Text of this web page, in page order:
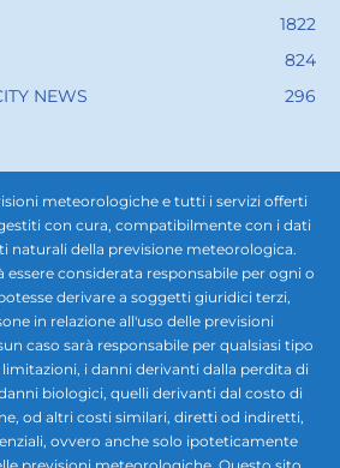
1822
824
NEWS
296
meteorologiche e tutti i servizi offerti
con cura, compatibilmente con i dati
naturali della previsione meteorologica.
essere considerata responsabile per ogni o
derivare a soggetti giuridici terzi,
in relazione all'uso delle previsioni
caso sarà responsabile per qualsiasi tipo
i danni derivanti dalla perdita di
biologici, quelli derivanti dal costo di
od altri costi similari, diretti od indiretti,
ovvero anche solo ipoteticamente